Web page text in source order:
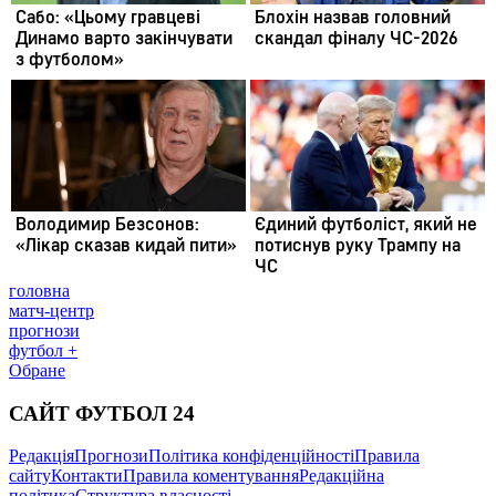
головна
матч-центр
прогнози
футбол +
Обране
САЙТ ФУТБОЛ 24
РедакціяПрогнозиПолітика конфіденційностіПравила
сайтуКонтактиПравила коментуванняРедакційна